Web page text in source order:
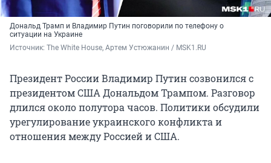
Дональд Трамп и Владимир Путин поговорили по телефону о
ситуации на Украине
Источник: The White House, Артем Устюжанин / MSK1.RU
Президент России Владимир Путин созвонился с
президентом США Дональдом Трампом. Разговор
длился около полутора часов. Политики обсудили
урегулирование украинского конфликта и
отношения между Россией и США.